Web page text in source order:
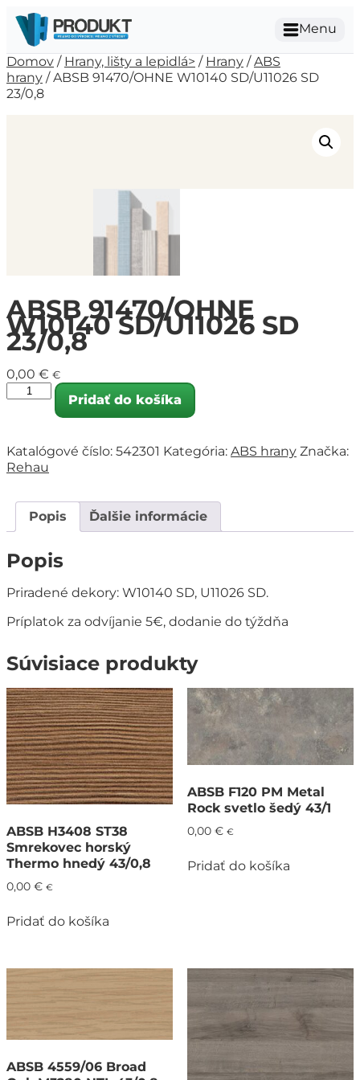
Menu
Domov / Hrany, lišty a lepidlá> / Hrany /ABS
hrany / ABSB 91470/OHNE W10140 SD/U11026 SD
23/0,8
ABSB 91470/OHNE
W10140 SD/U11026 SD
23/0,8
0,00 € €
Pridať do košíka
Katalógové číslo: 542301 Kategória: ABS hrany Značka:
Rehau
Popis Ďalšie informácie
Popis
Priradené dekory: W10140 SD, U11026 SD.
Príplatok za odvíjanie 5€, dodanie do týždňa
Súvisiace produkty
ABSB H3408 ST38
Smrekovec horský
Thermo hnedý 43/0,8
0,00 € €
Pridať do košíka
ABSB F120 PM Metal
Rock svetlo šedý 43/1
0,00 € €
Pridať do košíka
ABSB 4559/06 Broad